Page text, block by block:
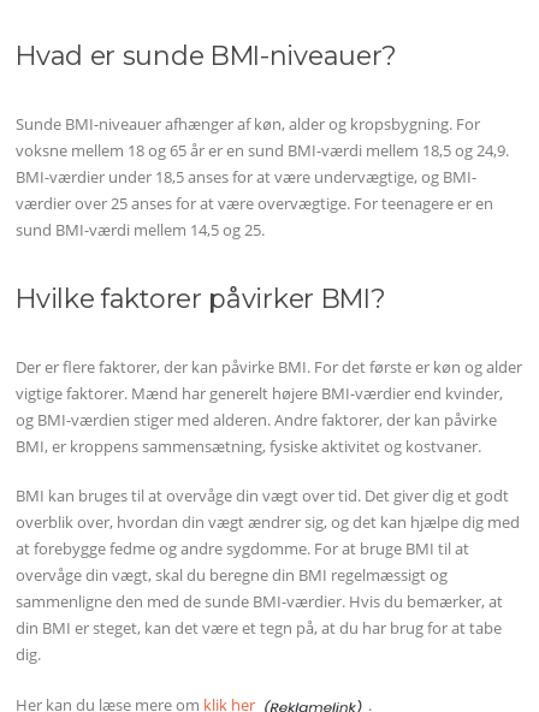
Hvad er sunde BMI-niveauer?
Sunde BMI-niveauer afhænger af køn, alder og kropsbygning. For
voksne mellem 18 og 65 år er en sund BMI-værdi mellem 18,5 og 24,9.
BMI-værdier under 18,5 anses for at være undervægtige, og BMI-
værdier over 25 anses for at være overvægtige. For teenagere er en
sund BMI-værdi mellem 14,5 og 25.
Hvilke faktorer påvirker BMI?
Der er flere faktorer, der kan påvirke BMI. For det første er køn og alder
vigtige faktorer. Mænd har generelt højere BMI-værdier end kvinder,
og BMI-værdien stiger med alderen. Andre faktorer, der kan påvirke
BMI, er kroppens sammensætning, fysiske aktivitet og kostvaner.
BMI kan bruges til at overvåge din vægt over tid. Det giver dig et godt
overblik over, hvordan din vægt ændrer sig, og det kan hjælpe dig med
at forebygge fedme og andre sygdomme. For at bruge BMI til at
overvåge din vægt, skal du beregne din BMI regelmæssigt og
sammenligne den med de sunde BMI-værdier. Hvis du bemærker, at
din BMI er steget, kan det være et tegn på, at du har brug for at tabe
dig.
Her kan du læse mere om klik her .